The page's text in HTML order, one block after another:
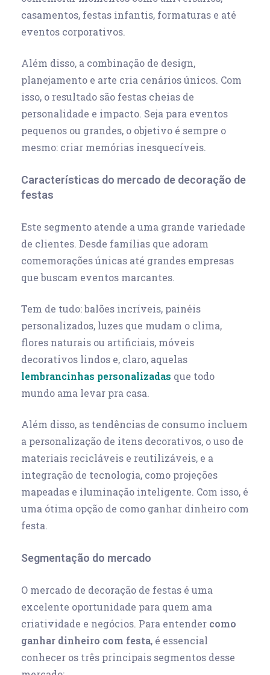
casamentos, festas infantis, formaturas e até
eventos corporativos.
Além disso, a combinação de design,
planejamento e arte cria cenários únicos. Com
isso, o resultado são festas cheias de
personalidade e impacto. Seja para eventos
pequenos ou grandes, o objetivo é sempre o
mesmo: criar memórias inesquecíveis.
Características do mercado de decoração de
festas
Este segmento atende a uma grande variedade
de clientes. Desde famílias que adoram
comemorações únicas até grandes empresas
que buscam eventos marcantes.
Tem de tudo: balões incríveis, painéis
personalizados, luzes que mudam o clima,
flores naturais ou artificiais, móveis
decorativos lindos e, claro, aquelas
lembrancinhas personalizadas que todo
mundo ama levar pra casa.
Além disso, as tendências de consumo incluem
a personalização de itens decorativos, o uso de
materiais recicláveis e reutilizáveis, e a
integração de tecnologia, como projeções
mapeadas e iluminação inteligente. Com isso, é
uma ótima opção de como ganhar dinheiro com
festa.
Segmentação do mercado
O mercado de decoração de festas é uma
excelente oportunidade para quem ama
criatividade e negócios. Para entender como
ganhar dinheiro com festa, é essencial
conhecer os três principais segmentos desse